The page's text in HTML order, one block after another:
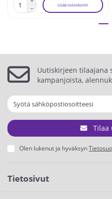
Lisää ostoskoriin
Uutiskirjeen tilaajana
kampanjoista,
Tilaa
Olen lukenut ja hyväksyn
Tietosivut